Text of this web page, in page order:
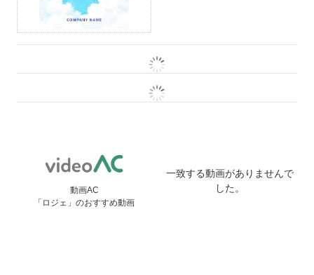
動画AC
「ロジェ」のおすすめ動画
一致する動画がありませんで
した。